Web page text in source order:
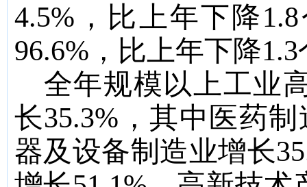
4.5% ，比上年下降1.8
96.6% ，比上年下降1.3
全年规模以上工业
长35.3% ，其中医药
器及设备制造业增长